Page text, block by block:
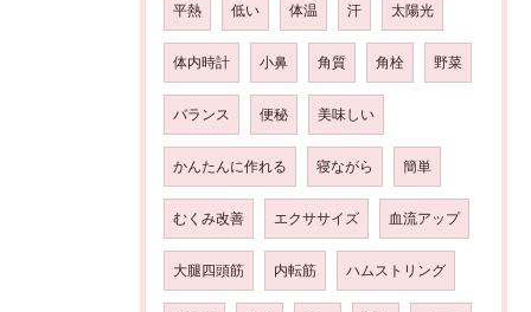
平熱 低い 体温 汗 太陽光
体内時計 小鼻 角質 角栓 野菜
バランス 便秘 美味しい
かんたんに作れる 寝ながら 簡単
むくみ改善 エクササイズ 血流アップ
大腿四頭筋 内転筋 ハムストリング